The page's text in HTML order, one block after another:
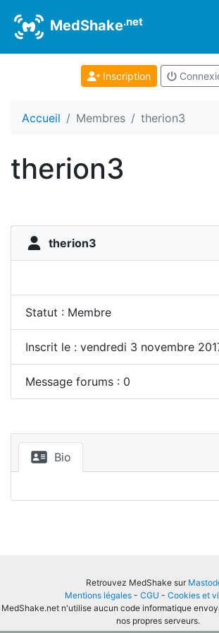
MedShake.net
Inscription
Accueil Membres therion3
therion3
therion3
Statut : Membre
Inscrit le : vendredi 3 novembre
Message forums : 0
Bio
Retrouvez MedShake sur
Mentions légales - CGU - Cookies et
MedShake.net n'utilise aucun code informatique
nos propres serveurs.